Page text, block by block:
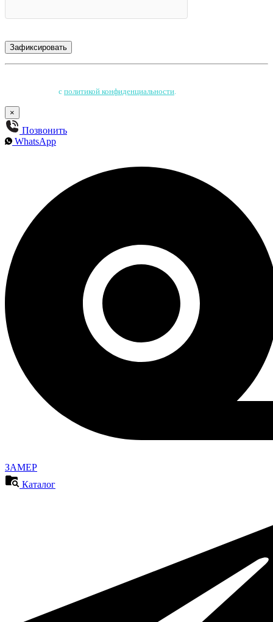
с политикой конфиденциальности.
×
Позвонить
WhatsApp
ЗАМЕР
Каталог